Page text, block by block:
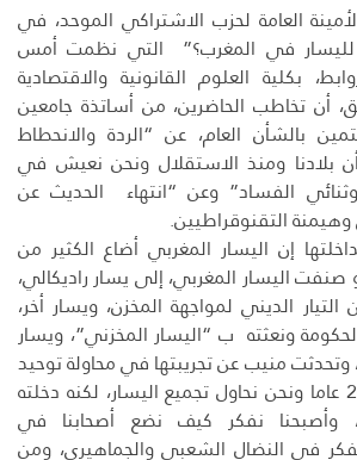
العامة لحزب الاشتراكي الموحد، في
في المغرب؟” التي نظمت أمس
بكلية العلوم القانونية والاقتصادية
أن تخاطب الحاضرين، من أساتذة جامعين
بالشأن العام، عن “الردة والانحطاط
بلادنا ومنذ الاستقلال ونحن نعيش في
الفساد” وعن “انتهاء الحديث عن
التقنوقراطيين.
إن اليسار المغربي أضاع الكثير من
صنفت اليسار المغربي، إلى يسار راديكالي،
الديني لمواجهة المخزن، ويسار أخر،
ونعثته ب “اليسار المخزني”، ويسار
وتحدثت منيب عن تجريبتها في محاولة توحيد
اليسار، وقالت منذ 20 عاما ونحن نحاول تجميع اليسار، لكنه دخلته
وأصبحنا نفكر كيف نضع أصحابنا في
في النضال الشعبي والجماهيري، ومن